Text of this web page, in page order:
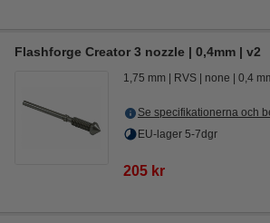
Flashforge Creator 3 nozzle | 0,4mm | v2
1,75 mm RVS none 0,4
Se specifikationerna och
EU-lager 5-7dgr
205 kr